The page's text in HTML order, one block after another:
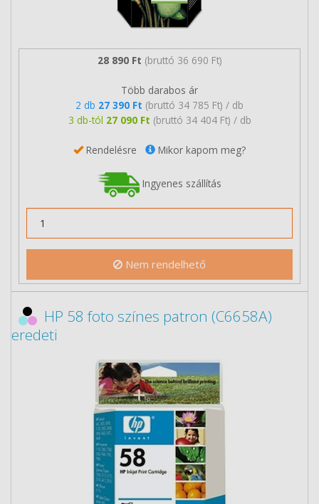
28 890 Ft (bruttó 36 690 Ft)
Több darabos ár
2 db 27 390 Ft (bruttó 34 785 Ft) / db
3 db-tól 27 090 Ft (bruttó 34 404 Ft) / db
Rendelésre Mikor kapom meg?
Ingyenes szállítás
Nem rendelhető
HP 58 foto színes patron (C6658A)
eredeti